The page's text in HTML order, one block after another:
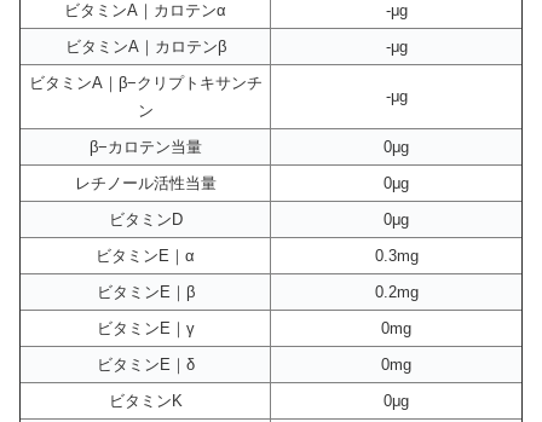
ビタミンA｜カロテンα
-μg
ビタミンA｜カロテンβ
-μg
ビタミンA｜β−クリプトキサンチ
ン
-μg
β−カロテン当量
0μg
レチノール活性当量
0μg
ビタミンD
0μg
ビタミンE｜α
0.3mg
ビタミンE｜β
0.2mg
ビタミンE｜γ
0mg
ビタミンE｜δ
0mg
ビタミンK
0μg